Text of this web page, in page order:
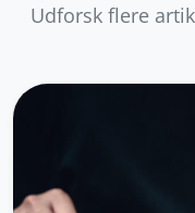
Udforsk flere